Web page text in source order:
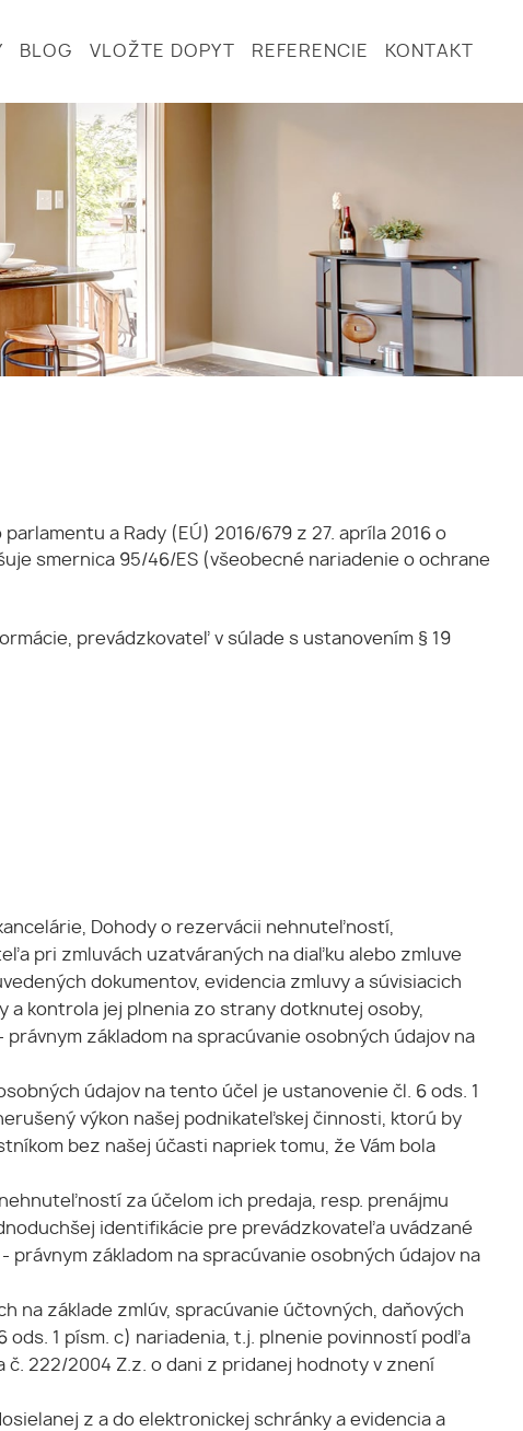
BLOG VLOŽTE DOPYT REFERENCIE KONTAKT
a Rady (EÚ) 2016/679 z 27. apríla 2016 o
smernica 95/46/ES (všeobecné nariadenie o ochrane
prevádzkovateľ v súlade s ustanovením § 19
Dohody o rezervácii nehnuteľností,
pri zmluvách uzatváraných na diaľku alebo zmluve
dokumentov, evidencia zmluvy a súvisiacich
kontrola jej plnenia zo strany dotknutej osoby,
základom na spracúvanie osobných údajov na
údajov na tento účel je ustanovenie čl. 6 ods. 1
výkon našej podnikateľskej činnosti, ktorú by
bez našej účasti napriek tomu, že Vám bola
za účelom ich predaja, resp. prenájmu
identifikácie pre prevádzkovateľa uvádzané
základom na spracúvanie osobných údajov na
na základe zmlúv, spracúvanie účtovných, daňových
1 písm. c) nariadenia, t.j. plnenie povinností podľa
222/2004 Z.z. o dani z pridanej hodnoty v znení
z a do elektronickej schránky a evidencia a